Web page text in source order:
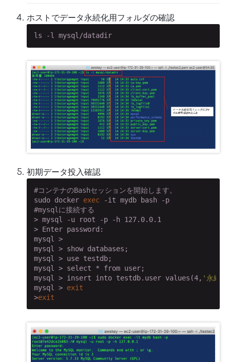
ホストでデータ永続化用フォルダの確認
ls -l mysql/datadir
初期データ投入確認
#コンテナのBashセッションを開始します。
sudo docker exec
-it mydb bash -p
#mysqlに接続する
> mysql -u root -p -h 127.0.0.1
> Enter password:
mysql >
mysql > show databases;
mysql > use testdb;
mysql > select * from user;
mysql > insert into testdb.user values(4, '永続
mysql > exit
>exit